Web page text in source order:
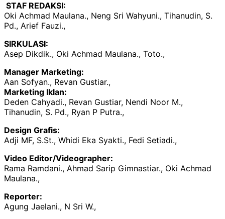
STAF REDAKSI:
Oki Achmad Maulana., Neng Sri Wahyuni., Tihanudin, S.
Pd., Arief Fauzi.,
SIRKULASI:
Asep Dikdik., Oki Achmad Maulana., Toto.,
Manager Marketing:
Aan Sofyan., Revan Gustiar.,
Marketing Iklan:
Deden Cahyadi., Revan Gustiar, Nendi Noor M.,
Tihanudin, S. Pd., Ryan P Putra.,
Design Grafis:
Adji MF, S.St., Whidi Eka Syakti., Fedi Setiadi.,
Video Editor/Videographer:
Rama Ramdani., Ahmad Sarip Gimnastiar., Oki Achmad
Maulana.,
Reporter:
Agung Jaelani., N Sri W.,